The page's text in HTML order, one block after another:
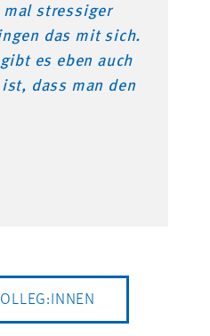
mal stressiger
das mit sich.
es eben auch
dass man den